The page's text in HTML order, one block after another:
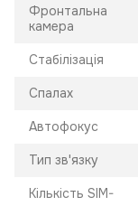
Фронтальна
камера
Стабілізація
Спалах
Автофокус
Тип зв'язку
Кількість SIM-